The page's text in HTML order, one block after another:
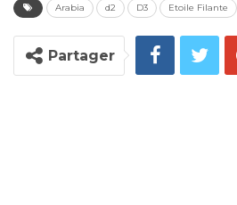
Arabia d2 D3 Etoile Filante
Partager